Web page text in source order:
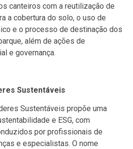
canteiros com a reutilização de
a cobertura do solo, o uso de
e o processo de destinação dos
além de ações de
e governança.
Sustentáveis
Sustentáveis propõe uma
e ESG, com
por profissionais de
e especialistas. O nome